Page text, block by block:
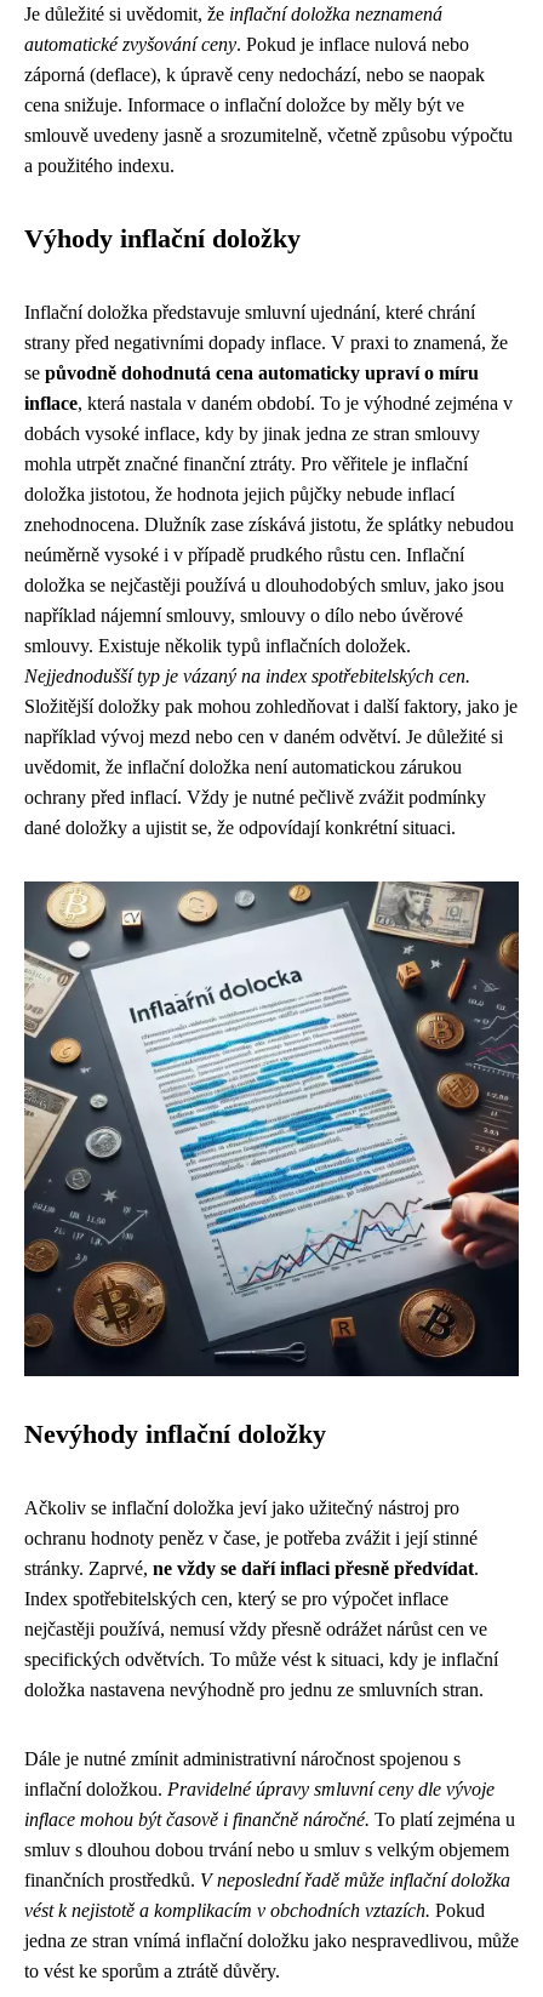
Je důležité si uvědomit, že inflační doložka neznamená
automatické zvyšování ceny. Pokud je inflace nulová nebo
záporná (deflace), k úpravě ceny nedochází, nebo se naopak
cena snižuje. Informace o inflační doložce by měly být ve
smlouvě uvedeny jasně a srozumitelně, včetně způsobu výpočtu
a použitého indexu.
Výhody inflační doložky
Inflační doložka představuje smluvní ujednání, které chrání
strany před negativními dopady inflace. V praxi to znamená, že
se původně dohodnutá cena automaticky upraví o míru
inflace, která nastala v daném období. To je výhodné zejména v
dobách vysoké inflace, kdy by jinak jedna ze stran smlouvy
mohla utrpět značné finanční ztráty. Pro věřitele je inflační
doložka jistotou, že hodnota jejich půjčky nebude inflací
znehodnocena. Dlužník zase získává jistotu, že splátky nebudou
neúměrně vysoké i v případě prudkého růstu cen. Inflační
doložka se nejčastěji používá u dlouhodobých smluv, jako jsou
například nájemní smlouvy, smlouvy o dílo nebo úvěrové
smlouvy. Existuje několik typů inflačních doložek.
Nejjednodušší typ je vázaný na index spotřebitelských cen.
Složitější doložky pak mohou zohledňovat i další faktory, jako je
například vývoj mezd nebo cen v daném odvětví. Je důležité si
uvědomit, že inflační doložka není automatickou zárukou
ochrany před inflací. Vždy je nutné pečlivě zvážit podmínky
dané doložky a ujistit se, že odpovídají konkrétní situaci.
Nevýhody inflační doložky
Ačkoliv se inflační doložka jeví jako užitečný nástroj pro
ochranu hodnoty peněz v čase, je potřeba zvážit i její stinné
stránky. Zaprvé, ne vždy se daří inflaci přesně předvídat.
Index spotřebitelských cen, který se pro výpočet inflace
nejčastěji používá, nemusí vždy přesně odrážet nárůst cen ve
specifických odvětvích. To může vést k situaci, kdy je inflační
doložka nastavena nevýhodně pro jednu ze smluvních stran.
Dále je nutné zmínit administrativní náročnost spojenou s
inflační doložkou. Pravidelné úpravy smluvní ceny dle vývoje
inflace mohou být časově i finančně náročné. To platí zejména u
smluv s dlouhou dobou trvání nebo u smluv s velkým objemem
finančních prostředků. V neposlední řadě může inflační doložka
vést k nejistotě a komplikacím v obchodních vztazích. Pokud
jedna ze stran vnímá inflační doložku jako nespravedlivou, může
to vést ke sporům a ztrátě důvěry.